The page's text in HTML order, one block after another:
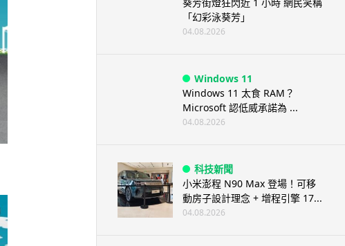
「幻彩泳葵芳」
04.08.2026
Windows 11
Windows 11 太食 RAM？
Microsoft 認低威承諾為 ...
04.08.2026
科技新聞
小米澎程 N90 Max 登場！可移
動房子設計理念 + 增程引擎 17...
04.08.2026